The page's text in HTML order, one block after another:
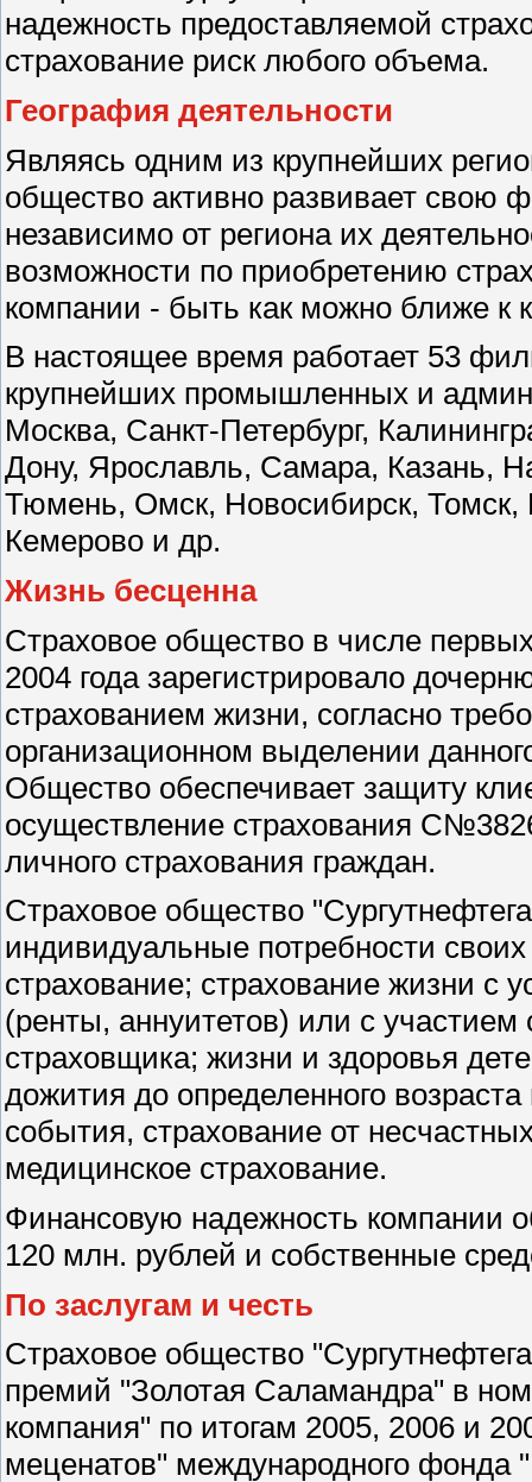
надежность предоставляемой
страхование риск любого объема.
География деятельности
Являясь одним из крупнейших
общество активно развивает свою
независимо от региона их
возможности по приобретению
компании - быть как можно ближе к
В настоящее время работает 53
крупнейших промышленных и
Москва, Санкт-Петербург,
Дону, Ярославль, Самара, Казань,
Тюмень, Омск, Новосибирск,
Кемерово и др.
Жизнь бесценна
Страховое общество в числе
2004 года зарегистрировало
страхованием жизни, согласно
организационном выделении
Общество обеспечивает защиту
осуществление страхования
личного страхования граждан.
Страховое общество
индивидуальные потребности
страхование; страхование жизни с
(ренты, аннуитетов) или с
страховщика; жизни и здоровья
дожития до определенного
события, страхование от
медицинское страхование.
Финансовую надежность компании
120 млн. рублей и собственные
По заслугам и честь
Страховое общество
премий "Золотая Саламандра" в
компания" по итогам 2005, 2006 и
меценатов" международного фонда